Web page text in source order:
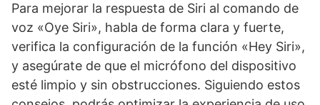
Para⁢ mejorar la respuesta de Siri⁣ al comando de
voz «Oye Siri», habla de forma clara y ‌fuerte,
⁤verifica la‍ configuración de la función «Hey Siri»,
y asegúrate de que el micrófono del dispositivo
esté limpio y sin obstrucciones. Siguiendo estos